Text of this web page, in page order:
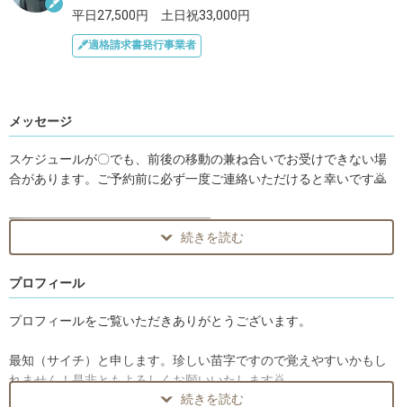
平日27,500円 土日祝33,000円
適格請求書発行事業者
メッセージ
スケジュールが〇でも、前後の移動の兼ね合いでお受けできない場
合があります。ご予約前に必ず一度ご連絡いただけると幸いです🙇
━━━━━━━━━━━━━━━━
⚠️ ご予約前に必ずお読みください
━━━━━━━━━━━━━━━━
【ご予約の流れ】
ご予約前にお問い合わせをお願いしています。
お問い合わせ時に以下をお知らせください：
① 撮影ジャンル（七五三・お宮参りなど）
続きを読む
プロフィール
プロフィールをご覧いただきありがとうございます。
最知（サイチ）と申します。珍しい苗字ですので覚えやすいかもし
れません！是非ともよろしくお願いいたします🙇
続きを読む